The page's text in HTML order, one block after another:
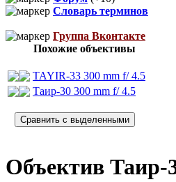
Словарь терминов
Группа Вконтакте
Похожие объективы
TAYIR-33 300 mm f/ 4.5
Таир-30 300 mm f/ 4.5
Объектив Таир-